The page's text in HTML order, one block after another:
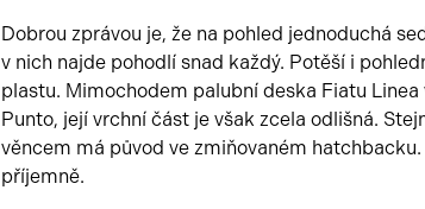
Dobrou zprávou je, že na pohled jednoduchá
v nich najde pohodlí snad každý. Potěší i
plastu. Mimochodem palubní deska Fiatu
Punto, její vrchní část je však zcela odlišná.
věncem má původ ve zmiňovaném
příjemně.